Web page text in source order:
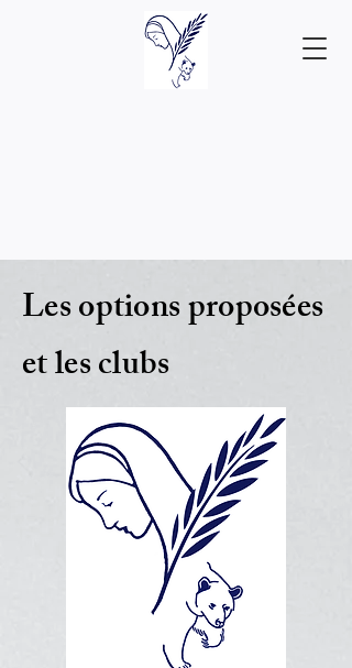
Les options proposées
et les clubs